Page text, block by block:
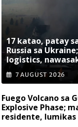
17 katao, patay
Russia sa
logistics,
7 AUGUST 2026
Fuego Volcano sa
Explosive Phase;
residente, lumikas